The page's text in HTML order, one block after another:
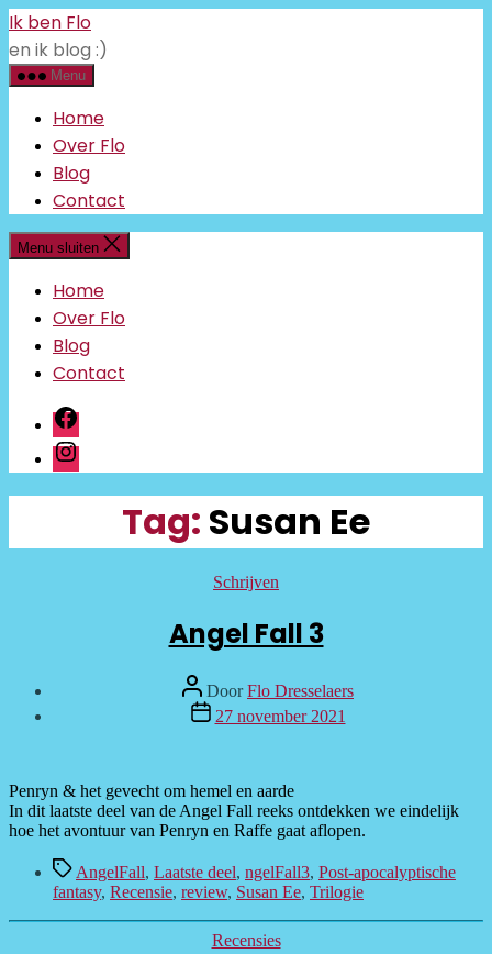
Ga
naar
de
inhoud
Ik ben Flo
en ik blog :)
Menu
Home
Over Flo
Blog
Contact
Menu sluiten
Home
Over Flo
Blog
Contact
facebook
instagram
Tag: Susan Ee
Categorieën
Schrijven
Angel Fall 3
Bericht
auteur
DoorFlo Dresselaers
Berichtdatum
27 november 2021
Penryn & het gevecht om hemel en aarde
In dit laatste deel van de Angel Fall reeks ontdekken we eindelijk
hoe het avontuur van Penryn en Raffe gaat aflopen.
TagsAngelFall, Laatste deel, ngelFall3, Post-apocalyptische
fantasy, Recensie, review, Susan Ee, Trilogie
Categorieën
Recensies